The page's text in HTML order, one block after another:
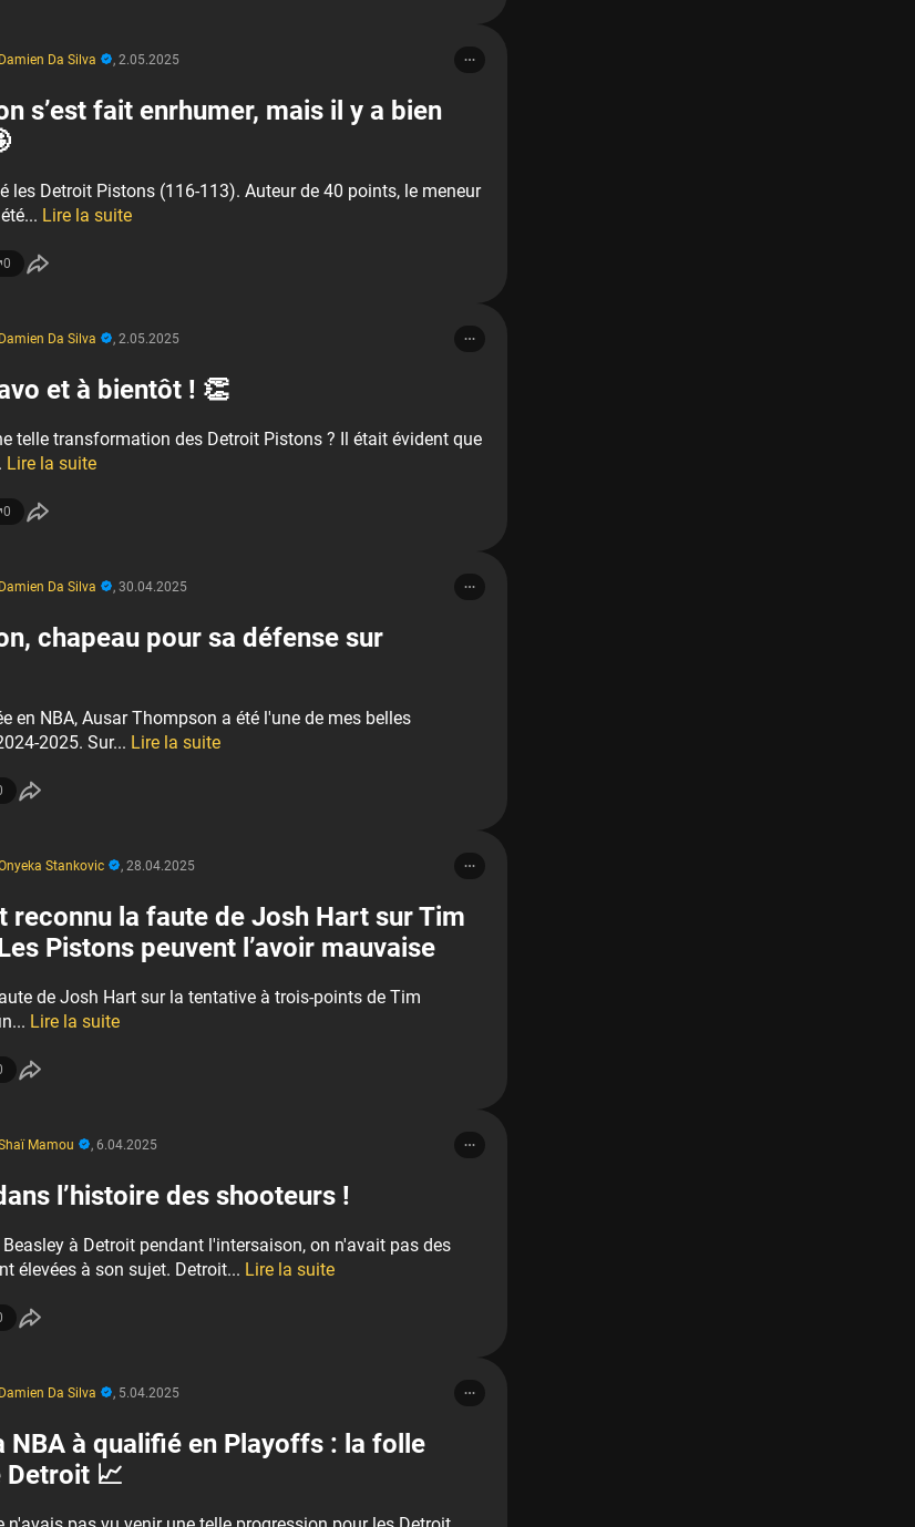
Damien Da Silva , 2.05.2025
s’est fait enrhumer, mais il y a bien
les Detroit Pistons (116-113). Auteur de 40 points, le meneur
Lire la suite
0
Damien Da Silva , 2.05.2025
et à bientôt ! 👏
telle transformation des Detroit Pistons ? Il était évident que
Lire la suite
0
Damien Da Silva , 30.04.2025
chapeau pour sa défense sur
en NBA, Ausar Thompson a été l'une de mes belles
2025. Sur... Lire la suite
Stankovic , 28.04.2025
reconnu la faute de Josh Hart sur Tim
Pistons peuvent l’avoir mauvaise
de Josh Hart sur la tentative à trois-points de Tim
Lire la suite
Mamou , 6.04.2025
l’histoire des shooteurs !
à Detroit pendant l'intersaison, on n'avait pas des
élevées à son sujet. Detroit... Lire la suite
Damien Da Silva , 5.04.2025
NBA à qualifié en Playoffs : la folle
📈